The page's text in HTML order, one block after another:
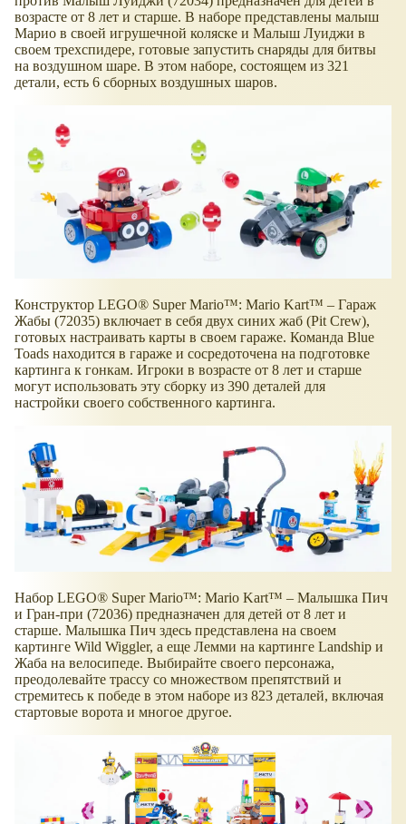
возрасте от 8 лет и старше. В наборе представлены малыш
Марио в своей игрушечной коляске и Малыш Луиджи в
своем трехспидере, готовые запустить снаряды для битвы
на воздушном шаре. В этом наборе, состоящем из 321
детали, есть 6 сборных воздушных шаров.
Конструктор LEGO® Super Mario™: Mario Kart™ – Гараж
Жабы (72035) включает в себя двух синих жаб (Pit Crew),
готовых настраивать карты в своем гараже. Команда Blue
Toads находится в гараже и сосредоточена на подготовке
картинга к гонкам. Игроки в возрасте от 8 лет и старше
могут использовать эту сборку из 390 деталей для
настройки своего собственного картинга.
Набор LEGO® Super Mario™: Mario Kart™ – Малышка Пич
и Гран-при (72036) предназначен для детей от 8 лет и
старше. Малышка Пич здесь представлена на своем
картинге Wild Wiggler, а еще Лемми на картинге Landship и
Жаба на велосипеде. Выбирайте своего персонажа,
преодолевайте трассу со множеством препятствий и
стремитесь к победе в этом наборе из 823 деталей, включая
стартовые ворота и многое другое.